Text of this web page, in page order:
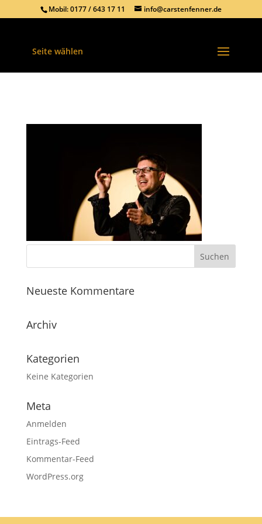
Mobil: 0177 / 643 17 11 info@carstenfenner.de
Seite wählen
Neueste Kommentare
Archiv
Kategorien
Keine Kategorien
Meta
Anmelden
Eintrags-Feed
Kommentar-Feed
WordPress.org